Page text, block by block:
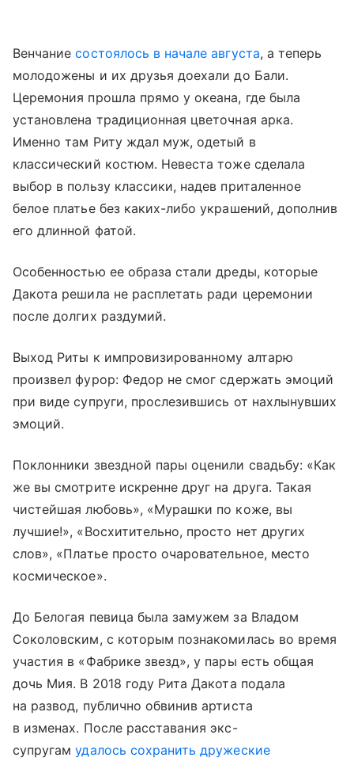
Венчаниесостоялось в начале августа, а теперь
молодожены и их друзья доехали до Бали.
Церемония прошла прямо у океана, где была
установлена традиционная цветочная арка.
Именно там Риту ждал муж, одетый в
классический костюм. Невеста тоже сделала
выбор в пользу классики, надев приталенное
белое платье без каких-либо украшений, дополнив
его длинной фатой.
Особенностью ее образа стали дреды, которые
Дакота решила не расплетать ради церемонии
после долгих раздумий.
Выход Риты к импровизированному алтарю
произвел фурор: Федор не смог сдержать эмоций
при виде супруги, прослезившись от нахлынувших
эмоций.
Поклонники звездной пары оценили свадьбу: «Как
же вы смотрите искренне друг на друга. Такая
чистейшая любовь», «Мурашки по коже, вы
лучшие!», «Восхитительно, просто нет других
слов», «Платье просто очаровательное, место
космическое».
До Белогая певица была замужем за Владом
Соколовским, с которым познакомилась во время
участия в «Фабрике звезд», у пары есть общая
дочь Мия. В 2018 году Рита Дакота подала
на развод, публично обвинив артиста
в изменах. После расставания экс-
супругамудалось сохранить дружеские